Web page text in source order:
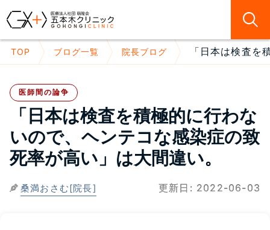
TOP ブログ一覧 院長ブログ 「日本は検査
医師間の論争
「日本は検査を積極的に行わな
いので、ヘンテコな感染症の致
死率が高い」は大間違い。
桑満おさむ[院長] 更新日: 2022-06-03